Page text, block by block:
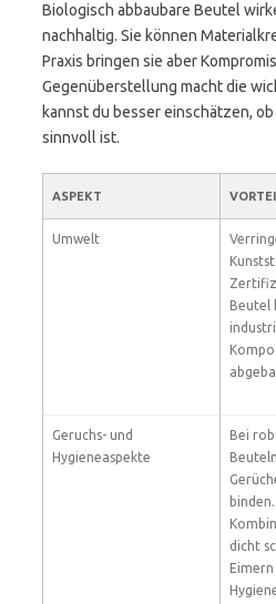
Biologisch abbaubare Beutel
nachhaltig. Sie können
Praxis bringen sie aber
Gegenüberstellung macht die
kannst du besser einschätzen,
sinnvoll ist.
ASPEKT
Umwelt
Beutel
Geruchs- und
Hygieneaspekte
Bei
dicht
Eimern